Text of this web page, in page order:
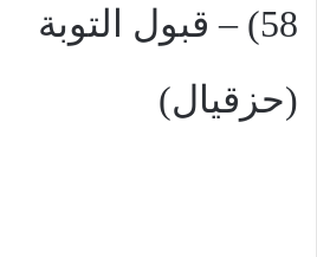
58) – قبول التوبة
(حزقيال)